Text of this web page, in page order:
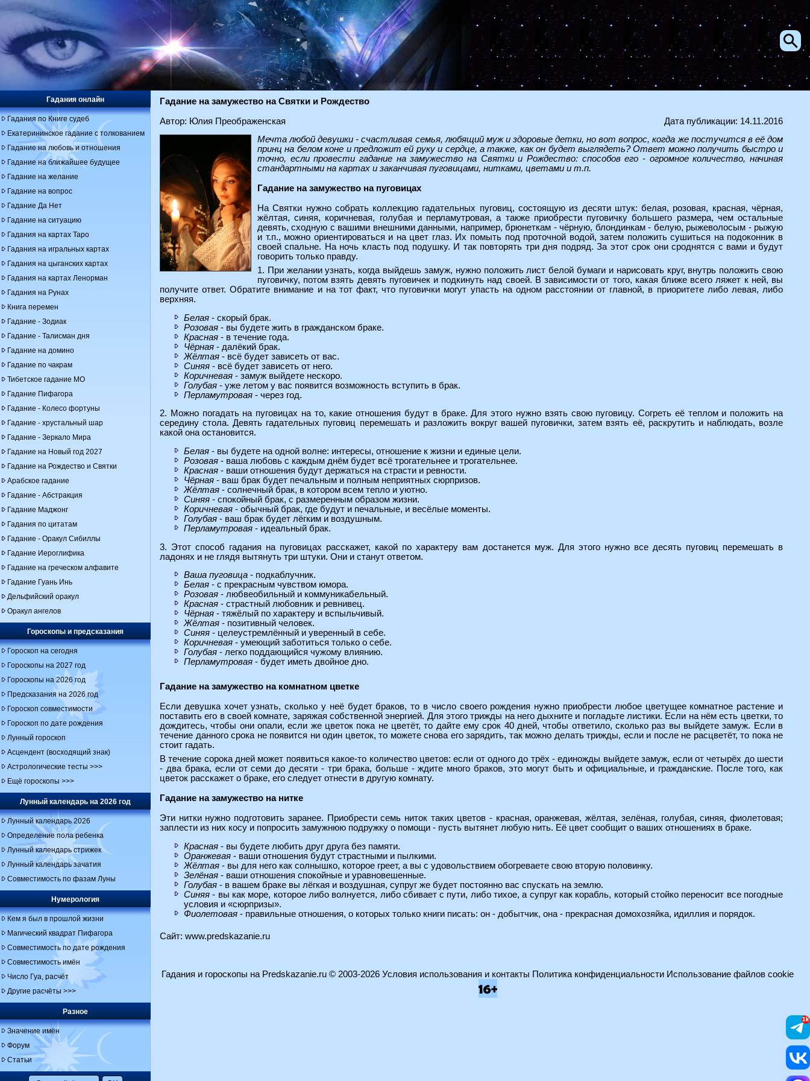
Гадание на замужество на Святки и Рождество
Автор: Юлия Преображенская
Дата публикации: 14.11.2016
Мечта любой девушки - счастливая семья, любящий муж и здоровые детки, но вот вопрос, когда же постучится в её дом
принц на белом коне и предложит ей руку и сердце, а также, как он будет выглядеть? Ответ можно получить быстро и
точно, если провести гадание на замужество на Святки и Рождество: способов его - огромное количество, начиная
стандартными на картах и заканчивая пуговицами, нитками, цветами и т.п.
Гадание на замужество на пуговицах
На Святки нужно собрать коллекцию гадательных пуговиц, состоящую из десяти штук: белая, розовая, красная, чёрная,
жёлтая, синяя, коричневая, голубая и перламутровая, а также приобрести пуговичку большего размера, чем остальные
девять, сходную с вашими внешними данными, например, брюнеткам - чёрную, блондинкам - белую, рыжеволосым - рыжую
и т.п., можно ориентироваться и на цвет глаз. Их помыть под проточной водой, затем положить сушиться на подоконник в
своей спальне. На ночь класть под подушку. И так повторять три дня подряд. За этот срок они сроднятся с вами и будут
говорить только правду.
1. При желании узнать, когда выйдешь замуж, нужно положить лист белой бумаги и нарисовать круг, внутрь положить свою
пуговичку, потом взять девять пуговичек и подкинуть над своей. В зависимости от того, какая ближе всего ляжет к ней, вы
получите ответ. Обратите внимание и на тот факт, что пуговички могут упасть на одном расстоянии от главной, в приоритете либо левая, либо
верхняя.
Белая - скорый брак.
Розовая - вы будете жить в гражданском браке.
Красная - в течение года.
Чёрная - далёкий брак.
Жёлтая - всё будет зависеть от вас.
Синяя - всё будет зависеть от него.
Коричневая - замуж выйдете нескоро.
Голубая - уже летом у вас появится возможность вступить в брак.
Перламутровая - через год.
2. Можно погадать на пуговицах на то, какие отношения будут в браке. Для этого нужно взять свою пуговицу. Согреть её теплом и положить на
середину стола. Девять гадательных пуговиц перемешать и разложить вокруг вашей пуговички, затем взять её, раскрутить и наблюдать, возле
какой она остановится.
Белая - вы будете на одной волне: интересы, отношение к жизни и единые цели.
Розовая - ваша любовь с каждым днём будет всё трогательнее и трогательнее.
Красная - ваши отношения будут держаться на страсти и ревности.
Чёрная - ваш брак будет печальным и полным неприятных сюрпризов.
Жёлтая - солнечный брак, в котором всем тепло и уютно.
Синяя - спокойный брак, с размеренным образом жизни.
Коричневая - обычный брак, где будут и печальные, и весёлые моменты.
Голубая - ваш брак будет лёгким и воздушным.
Перламутровая - идеальный брак.
3. Этот способ гадания на пуговицах расскажет, какой по характеру вам достанется муж. Для этого нужно все десять пуговиц перемешать в
ладонях и не глядя вытянуть три штуки. Они и станут ответом.
Ваша пуговица - подкаблучник.
Белая - с прекрасным чувством юмора.
Розовая - любвеобильный и коммуникабельный.
Красная - страстный любовник и ревнивец.
Чёрная - тяжёлый по характеру и вспыльчивый.
Жёлтая - позитивный человек.
Синяя - целеустремлённый и уверенный в себе.
Коричневая - умеющий заботиться только о себе.
Голубая - легко поддающийся чужому влиянию.
Перламутровая - будет иметь двойное дно.
Гадание на замужество на комнатном цветке
Если девушка хочет узнать, сколько у неё будет браков, то в число своего рождения нужно приобрести любое цветущее комнатное растение и
поставить его в своей комнате, заряжая собственной энергией. Для этого трижды на него дыхните и погладьте листики. Если на нём есть цветки, то
дождитесь, чтобы они опали, если же цветок пока не цветёт, то дайте ему срок 40 дней, чтобы ответило, сколько раз вы выйдете замуж. Если в
течение данного срока не появится ни один цветок, то можете снова его зарядить, так можно делать трижды, если и после не расцветёт, то пока не
стоит гадать.
В течение сорока дней может появиться какое-то количество цветов: если от одного до трёх - единожды выйдете замуж, если от четырёх до шести
- два брака, если от семи до десяти - три брака, больше - ждите много браков, это могут быть и официальные, и гражданские. После того, как
цветок расскажет о браке, его следует отнести в другую комнату.
Гадание на замужество на нитке
Эти нитки нужно подготовить заранее. Приобрести семь ниток таких цветов - красная, оранжевая, жёлтая, зелёная, голубая, синяя, фиолетовая;
заплести из них косу и попросить замужнюю подружку о помощи - пусть вытянет любую нить. Её цвет сообщит о ваших отношениях в браке.
Красная - вы будете любить друг друга без памяти.
Оранжевая - ваши отношения будут страстными и пылкими.
Жёлтая - вы для него как солнышко, которое греет, а вы с удовольствием обогреваете свою вторую половинку.
Зелёная - ваши отношения спокойные и уравновешенные.
Голубая - в вашем браке вы лёгкая и воздушная, супруг же будет постоянно вас спускать на землю.
Синяя - вы как море, которое либо волнуется, либо сбивает с пути, либо тихое, а супруг как корабль, который стойко переносит все погодные
условия и «сюрпризы».
Фиолетовая - правильные отношения, о которых только книги писать: он - добытчик, она - прекрасная домохозяйка, идиллия и порядок.
Сайт: www.predskazanie.ru
Гадания онлайн
Гадания по Книге судеб
Екатерининское гадание с толкованием
Гадание на любовь и отношения
Гадание на ближайшее будущее
Гадание на желание
Гадание на вопрос
Гадание Да Нет
Гадание на ситуацию
Гадания на картах Таро
Гадания на игральных картах
Гадания на цыганских картах
Гадания на картах Ленорман
Гадания на Рунах
Книга перемен
Гадание - Зодиак
Гадание - Талисман дня
Гадание на домино
Гадание по чакрам
Тибетское гадание МО
Гадание Пифагора
Гадание - Колесо фортуны
Гадание - хрустальный шар
Гадание - Зеркало Мира
Гадание на Новый год 2027
Гадание на Рождество и Святки
Арабское гадание
Гадание - Абстракция
Гадание Маджонг
Гадания по цитатам
Гадание - Оракул Сибиллы
Гадание Иероглифика
Гадание на греческом алфавите
Гадание Гуань Инь
Дельфийский оракул
Оракул ангелов
Гороскопы и предсказания
Гороскоп на сегодня
Гороскопы на 2027 год
Гороскопы на 2026 год
Предсказания на 2026 год
Гороскоп совместимости
Гороскоп по дате рождения
Лунный гороскоп
Асцендент (восходящий знак)
Астрологические тесты >>>
Ещё гороскопы >>>
Лунный календарь на 2026 год
Лунный календарь 2026
Определение пола ребенка
Лунный календарь стрижек
Лунный календарь зачатия
Совместимость по фазам Луны
Нумерология
Кем я был в прошлой жизни
Магический квадрат Пифагора
Совместимость по дате рождения
Совместимость имён
Число Гуа, расчёт
Другие расчёты >>>
Разное
Значение имён
Форум
Статьи
Гадания и гороскопы на Predskazanie.ru© 2003-2026 Условия использования и контакты Политика конфиденциальности Использование файлов cookie